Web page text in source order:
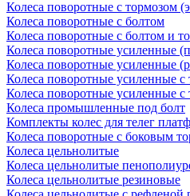
Колеса поворотные c тормозом
Колеса поворотные с болтом
Колеса поворотные с болтом и
Колеса поворотные усиленные
Колеса поворотные усиленные
Колеса поворотные усиленные с
Колеса поворотные усиленные с
Колеса промышленные под болт
Комплекты колес для телег
Колеса поворотные c боковым
Колеса цельнолитые
Колеса цельнолитые
Колеса цельнолитые резиновые